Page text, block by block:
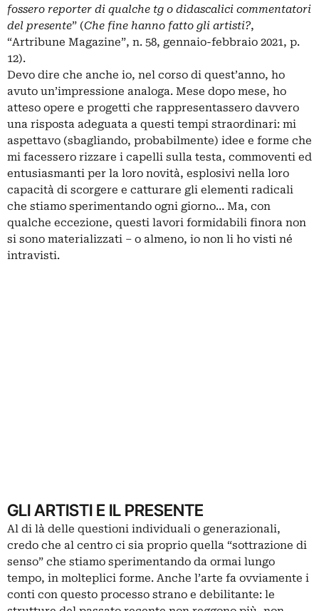
fossero reporter di qualche tg o didascalici commentatori
del presente” (Che fine hanno fatto gli artisti?,
“Artribune Magazine”, n. 58, gennaio-febbraio 2021, p.
12).
Devo dire che anche io, nel corso di quest’anno, ho
avuto un’impressione analoga. Mese dopo mese, ho
atteso opere e progetti che rappresentassero davvero
una risposta adeguata a questi tempi straordinari: mi
aspettavo (sbagliando, probabilmente) idee e forme che
mi facessero rizzare i capelli sulla testa, commoventi ed
entusiasmanti per la loro novità, esplosivi nella loro
capacità di scorgere e catturare gli elementi radicali
che stiamo sperimentando ogni giorno… Ma, con
qualche eccezione, questi lavori formidabili finora non
si sono materializzati – o almeno, io non li ho visti né
intravisti.
GLI ARTISTI E IL PRESENTE
Al di là delle questioni individuali o generazionali,
credo che al centro ci sia proprio quella “sottrazione di
senso” che stiamo sperimentando da ormai lungo
tempo, in molteplici forme. Anche l’arte fa ovviamente i
conti con questo processo strano e debilitante: le